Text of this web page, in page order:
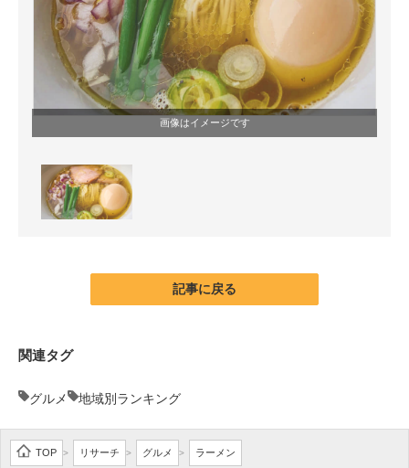
ビジネスと働き方のヒント
AI活用のいまが分かる
企業ITのトレンドを詳説
マーケ×ITの今がよく分かる
ITエンジニア向け専門サイト
電子設計の基本と応用
画像はイメージです
記事に戻る
関連タグ
グルメ 地域別ランキング
TOP > リサーチ > グルメ > ラーメン